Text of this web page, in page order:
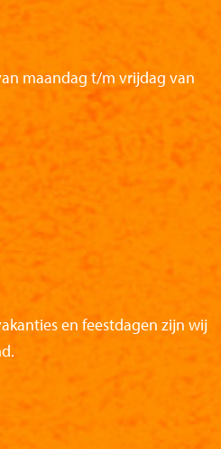
maandag t/m vrijdag van
en feestdagen zijn wij